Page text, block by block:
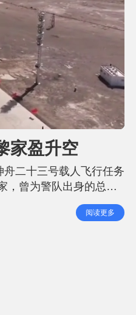
家盈升空
二十三号载人飞行任务
，曾为警队出身的总督
射升空。 载人航天工程
飞船。飞行乘组由朱
阅读更多